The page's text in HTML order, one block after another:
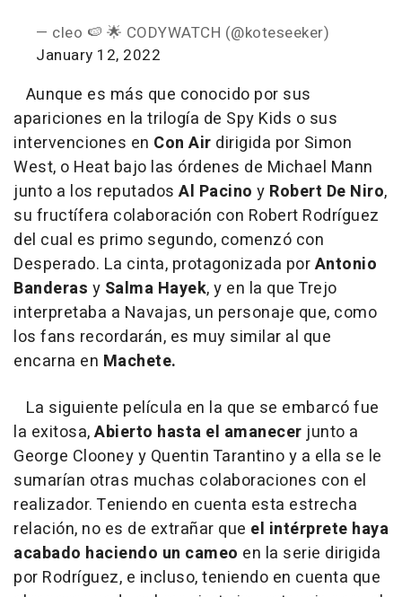
— cleo 🍉 🌟 CODYWATCH (@koteseeker)
January 12, 2022
Aunque es más que conocido por sus
apariciones en la trilogía de Spy Kids o sus
intervenciones en Con Air dirigida por Simon
West, o Heat bajo las órdenes de Michael Mann
junto a los reputados Al Pacino y Robert De Niro,
su fructífera colaboración con Robert Rodríguez
del cual es primo segundo, comenzó con
Desperado. La cinta, protagonizada porAntonio
Banderas y Salma Hayek, y en la que Trejo
interpretaba a Navajas, un personaje que, como
los fans recordarán, es muy similar al que
encarna en Machete.
La siguiente película en la que se embarcó fue
la exitosa,Abierto hasta el amanecer junto a
George Clooney y Quentin Tarantino y a ella se le
sumarían otras muchas colaboraciones con el
realizador. Teniendo en cuenta esta estrecha
relación, no es de extrañar que el intérprete haya
acabado haciendo un cameo en la serie dirigida
por Rodríguez, e incluso, teniendo en cuenta que